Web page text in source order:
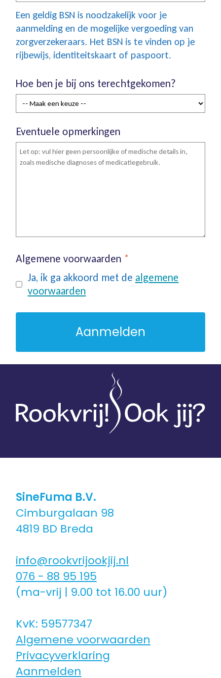
Een geldig BSN is noodzakelijk voor je
aanmelding en de mogelijke vergoeding van
zorgverzekeraars. Het BSN is te vinden op je
rijbewijs, identiteitskaart of paspoort.
Hoe ben je bij ons terechtgekomen?
Eventuele opmerkingen
Algemene voorwaarden *
Ja, ik ga akkoord met de algemene
voorwaarden
SineFuma B.V.
Cimburgalaan 98
4819 BD Breda
info@rookvrijookjij.nl
076 - 88 95 195
(ma-vrij | 9.00 tot 16.00 uur)
KvK: 59577347
Algemene voorwaarden
Privacyverklaring
Aanmelden